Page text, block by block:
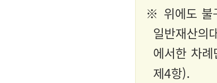
※ 위에도 불
일반재산의
에서한 차
제4항).